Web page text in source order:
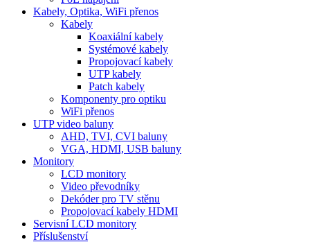
Kabely, Optika, WiFi přenos
Kabely
Koaxiální kabely
Systémové kabely
Propojovací kabely
UTP kabely
Patch kabely
Komponenty pro optiku
WiFi přenos
UTP video baluny
AHD, TVI, CVI baluny
VGA, HDMI, USB baluny
Monitory
LCD monitory
Video převodníky
Dekóder pro TV stěnu
Propojovací kabely HDMI
Servisní LCD monitory
Příslušenství